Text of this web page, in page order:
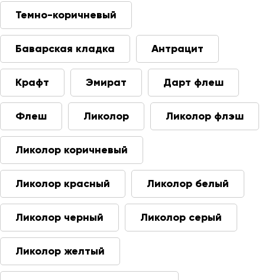
Темно-коричневый
Баварская кладка Антрацит
Крафт Эмират Дарт флеш
Флеш Ликолор Ликолор флэш
Ликолор коричневый
Ликолор красный Ликолор белый
Ликолор черный Ликолор серый
Ликолор желтый